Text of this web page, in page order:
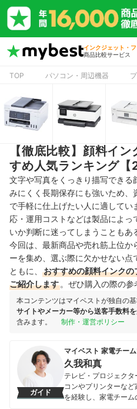
インクジェット・
商品比較サービス
TOP パソコン・周辺機器
【徹底比較】顔料イ
すめ人気ランキング【
文字や写真をくっきり描写できる
みにくく長期保存にも強いため
で手軽に仕上げたい人に適して
応・運用コストなどは製品によ
いか判断に迷ってしまうこともあ
今回は、最新商品や売れ筋上位か
ーを集め、選ぶ際に欠かせない点
ともに、
おすすめの顔料インク
ご紹介します 。ぜひ購入の際の参
本コンテンツはマイベストが独自の
サイトやメーカー等から送客手数料
含みます。
制作・運営ポリシー
ガイド
マイベスト 家電チー
久我和真
テレビ・プロジェク
コンやプリンターな
を経験し、家電チー